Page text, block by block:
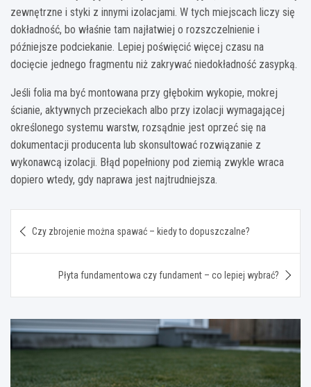
zewnętrzne i styki z innymi izolacjami. W tych miejscach liczy się
dokładność, bo właśnie tam najłatwiej o rozszczelnienie i
późniejsze podciekanie. Lepiej poświęcić więcej czasu na
docięcie jednego fragmentu niż zakrywać niedokładność zasypką.
Jeśli folia ma być montowana przy głębokim wykopie, mokrej
ścianie, aktywnych przeciekach albo przy izolacji wymagającej
określonego systemu warstw, rozsądnie jest oprzeć się na
dokumentacji producenta lub skonsultować rozwiązanie z
wykonawcą izolacji. Błąd popełniony pod ziemią zwykle wraca
dopiero wtedy, gdy naprawa jest najtrudniejsza.
wpisu
Czy zbrojenie można spawać – kiedy to dopuszczalne?
Płyta fundamentowa czy fundament – co lepiej wybrać?